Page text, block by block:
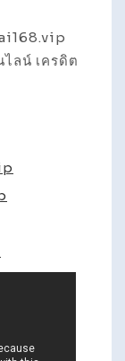
ลน์ เครดิต